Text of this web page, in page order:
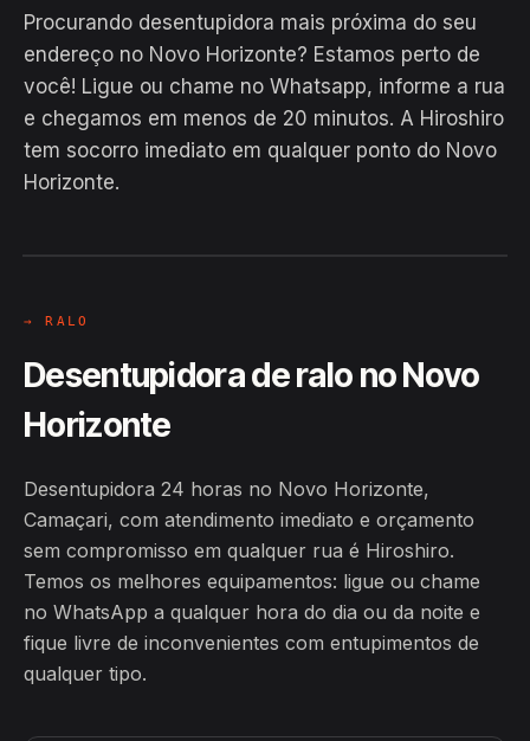
Procurando desentupidora mais próxima do seu
endereço no Novo Horizonte? Estamos perto de
você! Ligue ou chame no Whatsapp, informe a rua
e chegamos em menos de 20 minutos. A Hiroshiro
tem socorro imediato em qualquer ponto do Novo
Horizonte.
Hiroshiro · Novo Horizonte,
→ RALO
Desentupidora de ralo no Novo
Horizonte
Desentupidora 24 horas no Novo Horizonte,
Camaçari, com atendimento imediato e orçamento
sem compromisso em qualquer rua é Hiroshiro.
Temos os melhores equipamentos: ligue ou chame
no WhatsApp a qualquer hora do dia ou da noite e
fique livre de inconvenientes com entupimentos de
qualquer tipo.